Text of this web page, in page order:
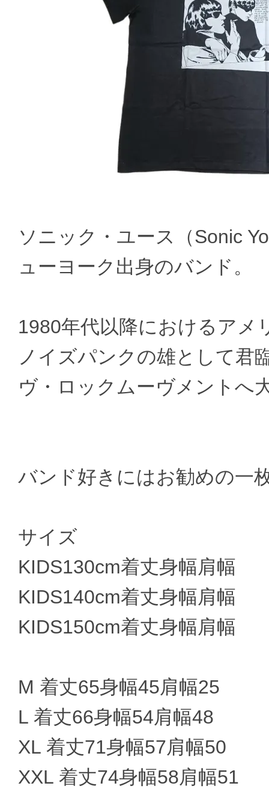
ソニック・ユース（Sonic
ューヨーク出身のバンド。
1980年代以降におけるアメ
ノイズパンクの雄として君
ヴ・ロックムーヴメントへ
バンド好きにはお勧めの一
サイズ
KIDS130cm着丈身幅肩幅
KIDS140cm着丈身幅肩幅
KIDS150cm着丈身幅肩幅
M 着丈65身幅45肩幅25
L 着丈66身幅54肩幅48
XL 着丈71身幅57肩幅50
XXL 着丈74身幅58肩幅51